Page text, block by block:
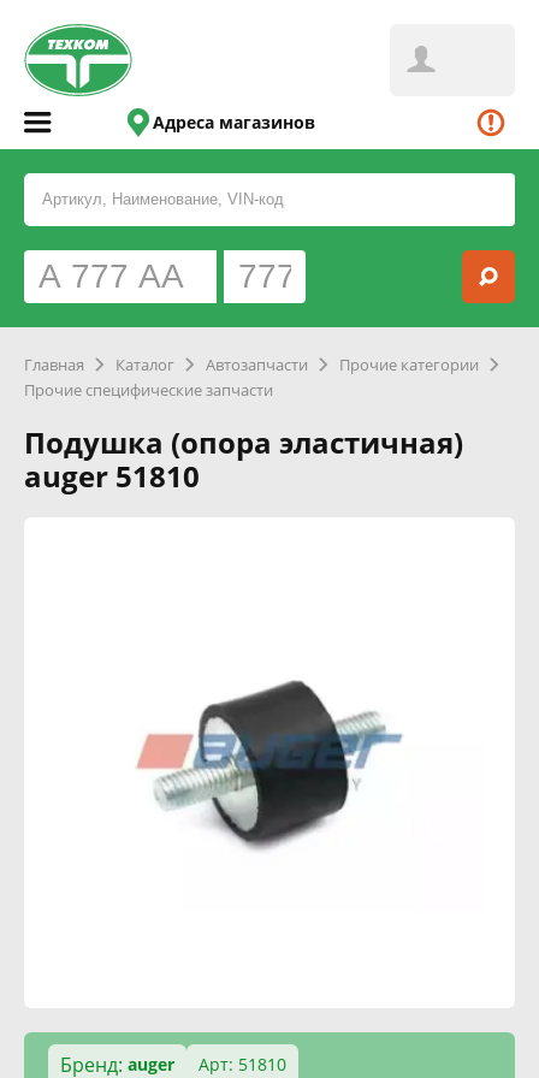
Адреса магазинов
Главная Каталог Автозапчасти
Прочие категории
Прочие специфические запчасти
Подушка (опора эластичная)
auger 51810
Бренд: auger
Арт: 51810